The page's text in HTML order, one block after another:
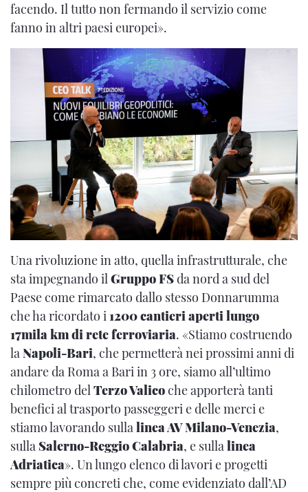
facendo. Il tutto non fermando il servizio come
fanno in altri paesi europei».
Una rivoluzione in atto, quella infrastrutturale, che
sta impegnando il Gruppo FSda nord a sud del
Paese come rimarcato dallo stesso Donnarumma
che ha ricordato i 1200 cantieri aperti lungo
17mila km di rete ferroviaria. «Stiamo costruendo
la Napoli-Bari, che permetterà nei prossimi anni di
andare da Roma a Bari in 3 ore, siamo all’ultimo
chilometro del Terzo Valicoche apporterà tanti
benefici al trasporto passeggeri e delle merci e
stiamo lavorando sulla linea AV Milano-Venezia,
sulla Salerno-Reggio Calabria, e sulla linea
Adriatica». Un lungo elenco di lavori e progetti
sempre più concreti che, come evidenziato dall’AD